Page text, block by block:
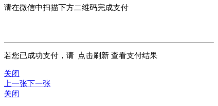
请在微信中扫描下方二维码完成支付
若您已成功支付，请 点击刷新 查看支付结果
关闭
上一张下一张
关闭